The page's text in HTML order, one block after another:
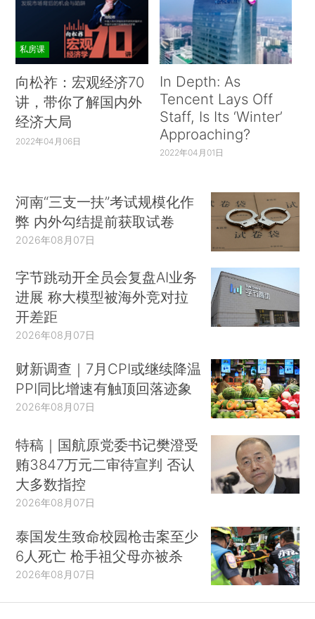
私房课
向松祚：宏观经济70
讲，带你了解国内外
经济大局
2022年04月06日
In Depth: As
Tencent Lays Off
Staff, Is Its ‘Winter’
Approaching?
2022年04月01日
河南“三支一扶”考试规模化作
弊 内外勾结提前获取试卷
2026年08月07日
字节跳动开全员会复盘AI业务
进展 称大模型被海外竞对拉
开差距
2026年08月07日
财新调查｜7月CPI或继续降温
PPI同比增速有触顶回落迹象
2026年08月07日
特稿｜国航原党委书记樊澄受
贿3847万元二审待宣判 否认
大多数指控
2026年08月07日
泰国发生致命校园枪击案至少
6人死亡 枪手祖父母亦被杀
2026年08月07日